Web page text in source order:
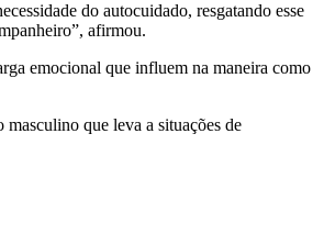
do autocuidado, resgatando esse
afirmou.
emocional que influem na maneira como
que leva a situações de